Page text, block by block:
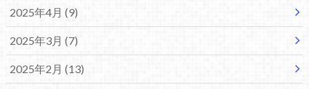
2025年4月 (9)
2025年3月 (7)
2025年2月 (13)